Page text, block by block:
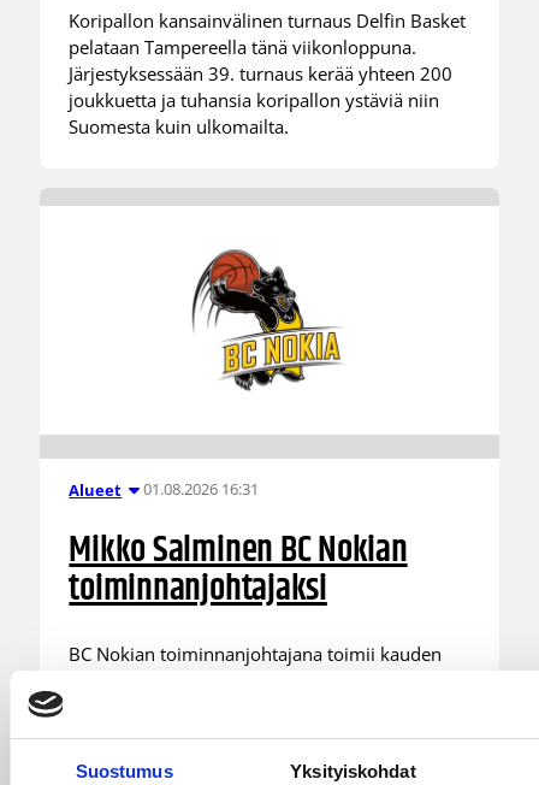
Suostumus Yksityiskohdat
Koripallon kansainvälinen turnaus Delfin Basket
pelataan Tampereella tänä viikonloppuna.
Järjestyksessään 39. turnaus kerää yhteen 200
joukkuetta ja tuhansia koripallon ystäviä niin
Suomesta kuin ulkomailta.
Alueet 01.08.2026 16:31
Mikko Salminen BC Nokian
toiminnanjohtajaksi
BC Nokian toiminnanjohtajana toimii kauden